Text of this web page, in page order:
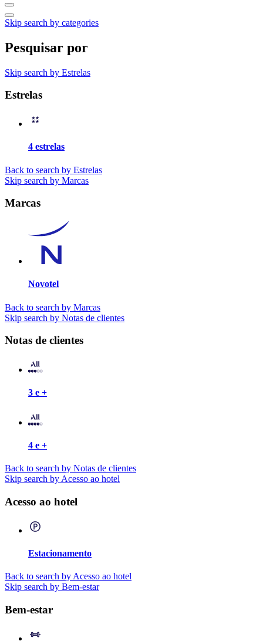
Skip search by categories
Pesquisar por
Skip search by Estrelas
Estrelas
4 estrelas
Back to search by Estrelas
Skip search by Marcas
Marcas
Novotel
Back to search by Marcas
Skip search by Notas de clientes
Notas de clientes
3 e +
4 e +
Back to search by Notas de clientes
Skip search by Acesso ao hotel
Acesso ao hotel
Estacionamento
Back to search by Acesso ao hotel
Skip search by Bem-estar
Bem-estar